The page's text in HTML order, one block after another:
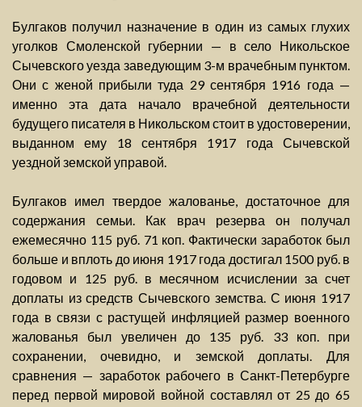
Булгаков получил назначение в один из самых глухих
уголков Смоленской губернии — в село Никольское
Сычевского уезда заведующим 3-м врачебным пунктом.
Они с женой прибыли туда 29 сентября 1916 года —
именно эта дата начало врачебной деятельности
будущего писателя в Никольском стоит в удостоверении,
выданном ему 18 сентября 1917 года Сычевской
уездной земской управой.
Булгаков имел твердое жалованье, достаточное для
содержания семьи. Как врач резерва он получал
ежемесячно 115 руб. 71 коп. Фактически заработок был
больше и вплоть до июня 1917 года достигал 1500 руб. в
годовом и 125 руб. в месячном исчислении за счет
доплаты из средств Сычевского земства. С июня 1917
года в связи с растущей инфляцией размер военного
жалованья был увеличен до 135 руб. 33 коп. при
сохранении, очевидно, и земской доплаты. Для
сравнения — заработок рабочего в Санкт-Петербурге
перед первой мировой войной составлял от 25 до 65